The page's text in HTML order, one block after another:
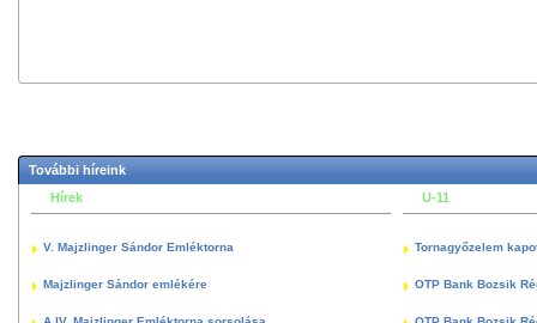
További híreink
Hírek
V. Majzlinger Sándor Emléktorna
Majzlinger Sándor emlékére
U-11
Tornagyőzelem
OTP Bank Bozsik